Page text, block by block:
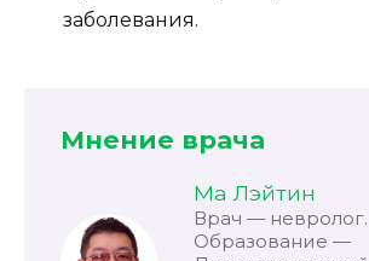
заболевания.
Мнение врача
Ма Лэйтин
Врач — невролог.
Образование —